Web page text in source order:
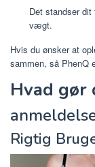
Det standser
vægt.
Hvis du ønsker at
sammen, så PhenQ
Hvad gør
Rigtig